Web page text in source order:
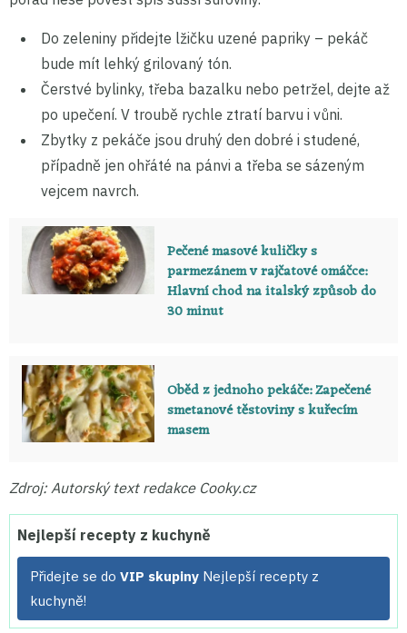
Do zeleniny přidejte lžičku uzené papriky – pekáč
bude mít lehký grilovaný tón.
Čerstvé bylinky, třeba bazalku nebo petržel, dejte až
po upečení. V troubě rychle ztratí barvu i vůni.
Zbytky z pekáče jsou druhý den dobré i studené,
případně jen ohřáté na pánvi a třeba se sázeným
vejcem navrch.
Pečené masové kuličky s
parmezánem v rajčatové omáčce:
Hlavní chod na italský způsob do
30 minut
Oběd z jednoho pekáče: Zapečené
smetanové těstoviny s kuřecím
masem
Zdroj: Autorský text redakce Cooky.cz
Nejlepší recepty z kuchyně
Přidejte se do VIP skupiny Nejlepší recepty z
kuchyně!